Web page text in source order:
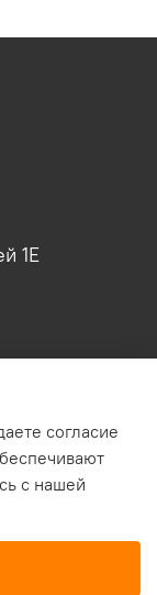
1Е
согласие
с нашей